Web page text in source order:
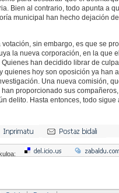
Bien al contrario, todo apunta a
municipal han hecho dejación
sin embargo, es que se
la nueva corporación, en la que
han decidido librar de
quienes hoy son oposición ya han
Una nueva comisión,
proporcionado sus
delito. Hasta entonces, todo sigue